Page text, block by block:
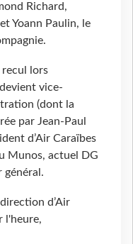
Richard,
Yoann Paulin, le
recul lors
vice-
(dont la
par Jean-Paul
d’Air Caraïbes
Munos, actuel DG
général.
d’Air
l'heure,